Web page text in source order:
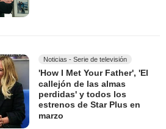
Noticias - Serie de televisión
'How I Met Your Father', 'El
callejón de las almas
perdidas' y todos los
estrenos de Star Plus en
marzo